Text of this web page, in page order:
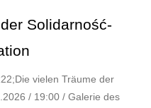
Solidarność-
vielen Träume der
/ 19:00 / Galerie des